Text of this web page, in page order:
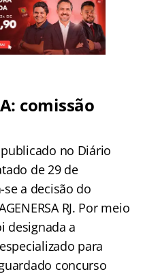
comissão
no Diário
de 29 de
se a decisão do
RJ. Por meio
designada a
para
concurso